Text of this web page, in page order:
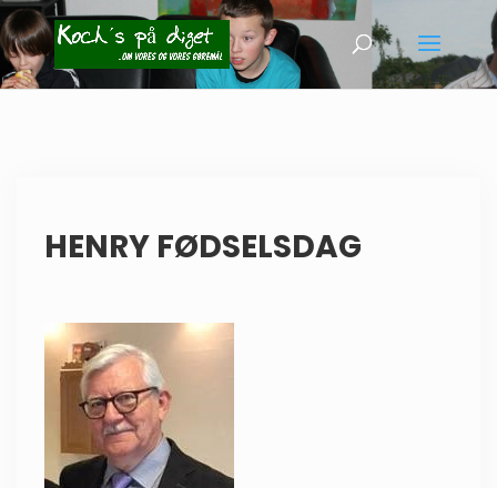
HENRY FØDSELSDAG